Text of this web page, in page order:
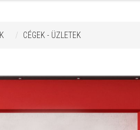
CÉGEK - ÜZLETEK